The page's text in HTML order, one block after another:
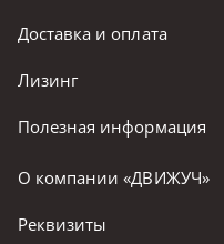
Доставка и оплата
Лизинг
Полезная информация
О компании «ДВИЖУЧ»
Реквизиты